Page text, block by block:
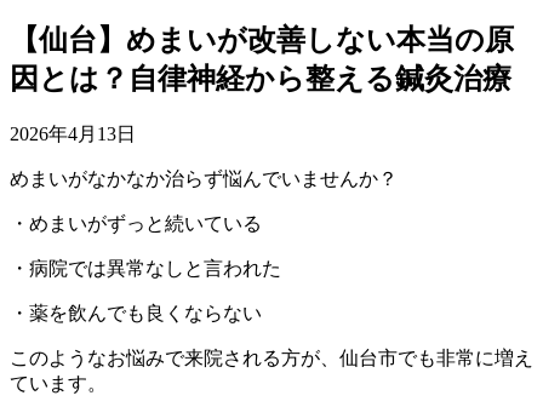
【仙台】めまいが改善しない本当の原
因とは？自律神経から整える鍼灸治療
2026年4月13日
めまいがなかなか治らず悩んでいませんか？
・めまいがずっと続いている
・病院では異常なしと言われた
・薬を飲んでも良くならない
このようなお悩みで来院される方が、仙台市でも非常に増え
ています。